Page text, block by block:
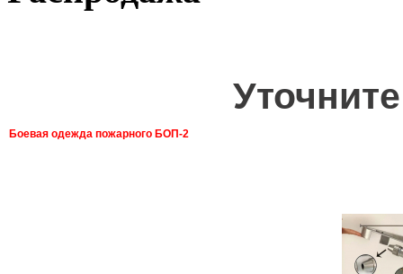
Боевая одежда пожарного БОП-2